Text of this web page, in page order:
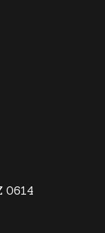
0614